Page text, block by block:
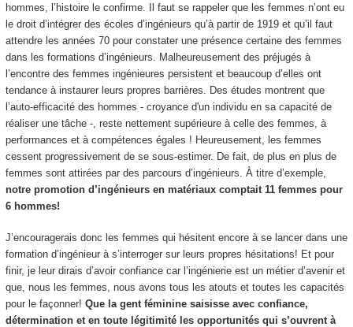
hommes, l’histoire le confirme. Il faut se rappeler que les femmes n’ont eu
le droit d’intégrer des écoles d’ingénieurs qu’à partir de 1919 et qu’il faut
attendre les années 70 pour constater une présence certaine des femmes
dans les formations d’ingénieurs. Malheureusement des préjugés à
l’encontre des femmes ingénieures persistent et beaucoup d’elles ont
tendance à instaurer leurs propres barrières. Des études montrent que
l’auto-efficacité des hommes - croyance d'un individu en sa capacité de
réaliser une tâche -, reste nettement supérieure à celle des femmes, à
performances et à compétences égales ! Heureusement, les femmes
cessent progressivement de se sous-estimer. De fait, de plus en plus de
femmes sont attirées par des parcours d’ingénieurs. À titre d’exemple,
notre promotion d’ingénieurs en matériaux comptait 11 femmes pour
6 hommes!
J’encouragerais donc les femmes qui hésitent encore à se lancer dans une
formation d’ingénieur à s’interroger sur leurs propres hésitations! Et pour
finir, je leur dirais d’avoir confiance car l’ingénierie est un métier d’avenir et
que, nous les femmes, nous avons tous les atouts et toutes les capacités
pour le façonner! Que la gent féminine saisisse avec confiance,
détermination et en toute légitimité les opportunités qui s’ouvrent à